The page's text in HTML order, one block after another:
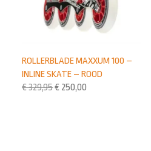
ROLLERBLADE MAXXUM 100 –
INLINE SKATE – ROOD
€329,95€ 250,00